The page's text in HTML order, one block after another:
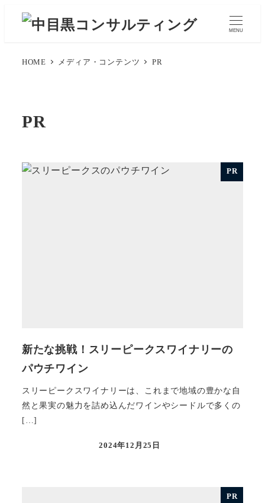
MENU
HOME メディア・コンテンツ PR
PR
PR
新たな挑戦！スリーピークスワイナリーの
パウチワイン
スリーピークスワイナリーは、これまで地域の豊かな自
然と果実の魅力を詰め込んだワインやシードルで多くの
[…]
投稿日
2024年12月25日
PR